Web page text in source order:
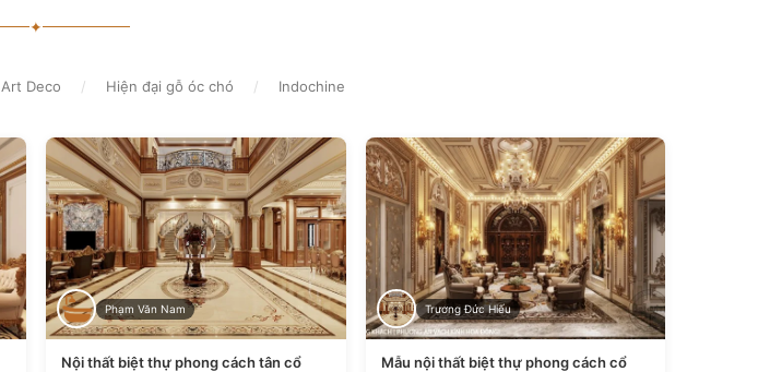
✦
Art Deco / Hiện đại gỗ óc chó / Indochine
Phạm Văn Nam
Nội thất biệt thự phong cách tân cổ
Trương Đức Hiếu
Mẫu nội thất biệt thự phong cách cổ